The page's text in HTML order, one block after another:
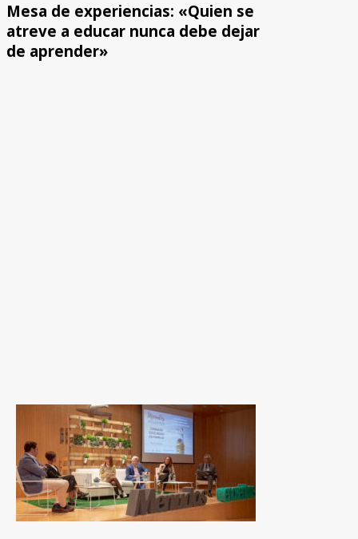
Mesa de experiencias: «Quien se
atreve a educar nunca debe dejar
de aprender»